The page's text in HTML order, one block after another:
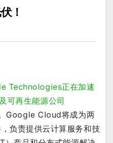
！
Technologies正在加速
可再生能源公司
Google Cloud将成为两
负责提供云计算服务和技